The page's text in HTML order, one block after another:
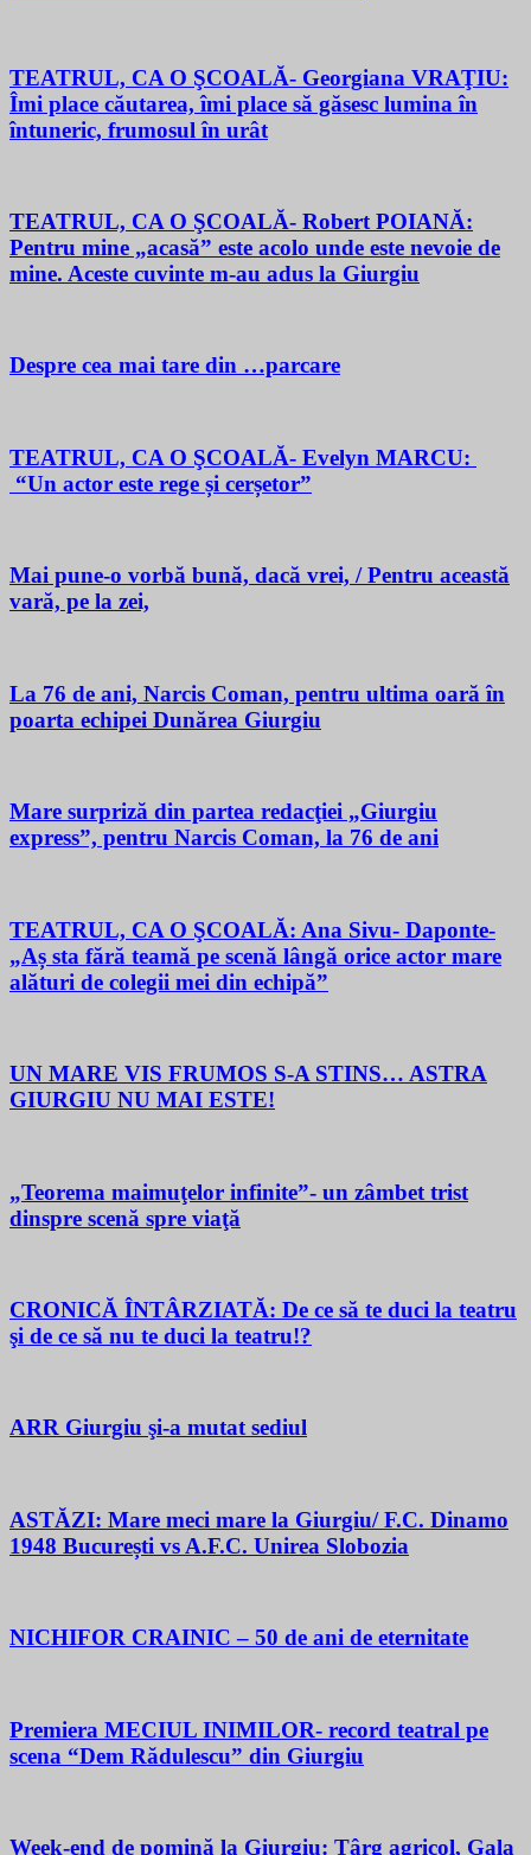
TEATRUL, CA O ŞCOALĂ- Georgiana VRAŢIU:
Îmi place căutarea, îmi place să găsesc lumina în
întuneric, frumosul în urât
TEATRUL, CA O ŞCOALĂ- Robert POIANĂ:
Pentru mine „acasă” este acolo unde este nevoie de
mine. Aceste cuvinte m-au adus la Giurgiu
Despre cea mai tare din …parcare
TEATRUL, CA O ŞCOALĂ- Evelyn MARCU:
“Un actor este rege și cerșetor”
Mai pune-o vorbă bună, dacă vrei, / Pentru această
vară, pe la zei,
La 76 de ani, Narcis Coman, pentru ultima oară în
poarta echipei Dunărea Giurgiu
Mare surpriză din partea redacţiei „Giurgiu
express”, pentru Narcis Coman, la 76 de ani
TEATRUL, CA O ŞCOALĂ: Ana Sivu- Daponte-
„Aș sta fără teamă pe scenă lângă orice actor mare
alături de colegii mei din echipă”
UN MARE VIS FRUMOS S-A STINS… ASTRA
GIURGIU NU MAI ESTE!
„Teorema maimuţelor infinite”- un zâmbet trist
dinspre scenă spre viaţă
CRONICĂ ÎNTÂRZIATĂ: De ce să te duci la teatru
şi de ce să nu te duci la teatru!?
ARR Giurgiu şi-a mutat sediul
ASTĂZI: Mare meci mare la Giurgiu/ F.C. Dinamo
1948 București vs A.F.C. Unirea Slobozia
NICHIFOR CRAINIC – 50 de ani de eternitate
Premiera MECIUL INIMILOR- record teatral pe
scena “Dem Rădulescu” din Giurgiu
Week-end de pomină la Giurgiu: Târg agricol, Gala